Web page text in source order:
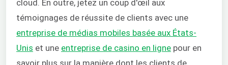
cloud. En outre, jetez un coup d'œil aux
témoignages de réussite de clients avec une
entreprise de médias mobiles basée aux États-
Unis et une entreprise de casino en ligne pour en
savoir plus sur la manière dont les clients de